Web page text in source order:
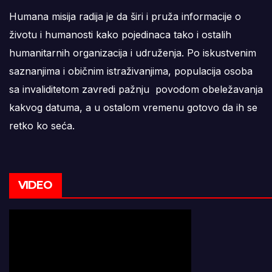
Humana misija radija je da širi i pruža informacije o
životu i humanosti kako pojedinaca tako i ostalih
humanitarnih organizacija i udruženja. Po iskustvenim
saznanjima i običnim istraživanjima, populacija osoba
sa invaliditetom zavredi pažnju povodom obeležavanja
kakvog datuma, a u ostalom vremenu gotovo da ih se
retko ko seća.
VIDEO